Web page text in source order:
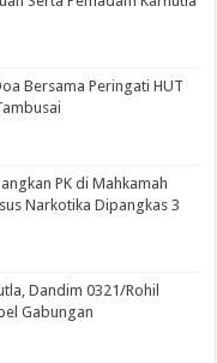
Bersama Peringati HUT
PK di Mahkamah
Narkotika Dipangkas 3
Dandim 0321/Rohil
Gabungan